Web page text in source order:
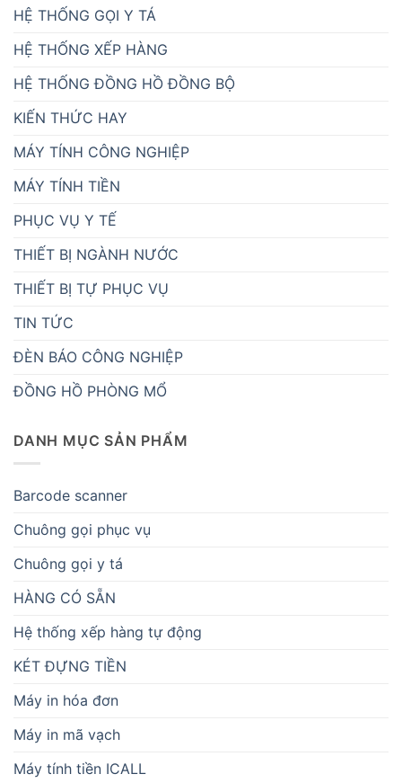
HỆ THỐNG GỌI Y TÁ
HỆ THỐNG XẾP HÀNG
HỆ THỐNG ĐỒNG HỒ ĐỒNG BỘ
KIẾN THỨC HAY
MÁY TÍNH CÔNG NGHIỆP
MÁY TÍNH TIỀN
PHỤC VỤ Y TẾ
THIẾT BỊ NGÀNH NƯỚC
THIẾT BỊ TỰ PHỤC VỤ
TIN TỨC
ĐÈN BÁO CÔNG NGHIỆP
ĐỒNG HỒ PHÒNG MỔ
DANH MỤC SẢN PHẨM
Barcode scanner
Chuông gọi phục vụ
Chuông gọi y tá
HÀNG CÓ SẴN
Hệ thống xếp hàng tự động
KÉT ĐỰNG TIỀN
Máy in hóa đơn
Máy in mã vạch
Máy tính tiền ICALL